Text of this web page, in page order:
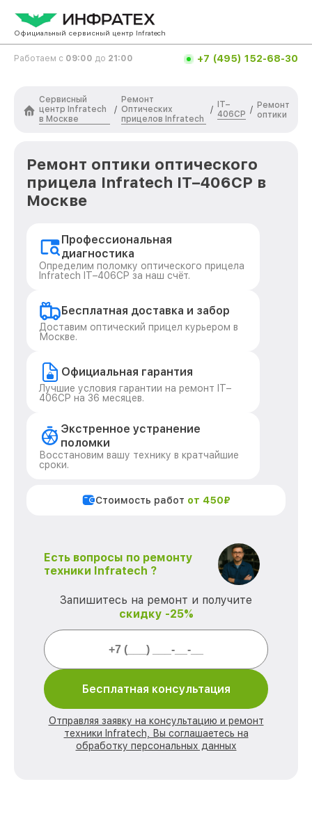
Официальный сервисный центр Infratech
Работаем с 09:00 до 21:00 +7 (495) 152-68-30
Сервисный
центр Infratech
в Москве
/
Ремонт
Оптических
прицелов Infratech
/
IT–
406СP / Ремонт
оптики
Ремонт оптики оптического
прицела Infratech IT–406СP в
Москве
Профессиональная
диагностика
Определим поломку оптического прицела
Infratech IT–406СP за наш счёт.
Бесплатная доставка и забор
Доставим оптический прицел курьером в
Москве.
Официальная гарантия
Лучшие условия гарантии на ремонт IT–
406СP на 36 месяцев.
Экстренное устранение
поломки
Восстановим вашу технику в кратчайшие
сроки.
Стоимость работ от 450₽
Есть вопросы по ремонту
техники Infratech ?
Запишитесь на ремонт и получите
скидку -25%
Бесплатная консультация
Отправляя заявку на консультацию и ремонт
техники Infratech, Вы соглашаетесь на
обработку персональных данных